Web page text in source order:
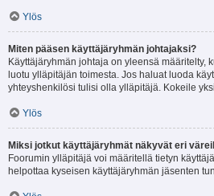
Ylös
Miten pääsen käyttäjäryhmän johtajaksi?
Käyttäjäryhmän johtaja on yleensä määritelty,
luotu ylläpitäjän toimesta. Jos haluat luoda
yhteyshenkilösi tulisi olla ylläpitäjä. Kokeile
Ylös
Miksi jotkut käyttäjäryhmät näkyvät eri
Foorumin ylläpitäjä voi määritellä tietyn
helpottaa kyseisen käyttäjäryhmän jäsenten